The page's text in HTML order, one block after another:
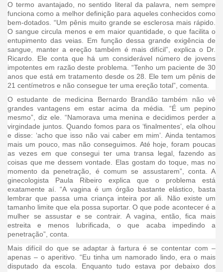
O termo avantajado, no sentido literal da palavra, nem sempre
funciona como a melhor definição para aqueles conhecidos como
bem-dotados. “Um pênis muito grande se esclerosa mais rápido.
O sangue circula menos e em maior quantidade, o que facilita o
entupimento das veias. Em função dessa grande exigência de
sangue, manter a ereção também é mais difícil”, explica o Dr.
Ricardo. Ele conta que há um considerável número de jovens
impotentes em razão deste problema. “Tenho um paciente de 30
anos que está em tratamento desde os 28. Ele tem um pênis de
21 centímetros e não consegue ter uma ereção total”, comenta.
O estudante de medicina Bernardo Brandão também não vê
grandes vantagens em estar acima da média. “É um pepino
mesmo”, diz ele. “Namorava uma menina e decidimos perder a
virgindade juntos. Quando fomos para os ‘finalmentes’, ela olhou
e disse: ‘acho que isso não vai caber em mim’. Ainda tentamos
mais um pouco, mas não conseguimos. Até hoje, foram poucas
as vezes em que consegui ter uma transa legal, fazendo as
coisas que me dessem vontade. Elas gostam do toque, mas no
momento da penetração, é comum se assustarem”, conta. A
ginecologista Paula Ribeiro explica que o problema está
exatamente aí. “A vagina é um órgão bastante elástico, basta
lembrar que passa uma criança inteira por ali. Não existe um
tamanho limite que ela possa suportar. O que pode acontecer é a
mulher se assustar e se contrair. A vagina, então, fica mais
estreita e menos lubrificada, o que acaba impedindo a
penetração”, conta.
Mais difícil do que se adaptar à fartura é se contentar com –
apenas – o aperitivo. “Eu tinha um namorado lindo, era o mais
disputado da escola. Enquanto tudo estava por debaixo dos